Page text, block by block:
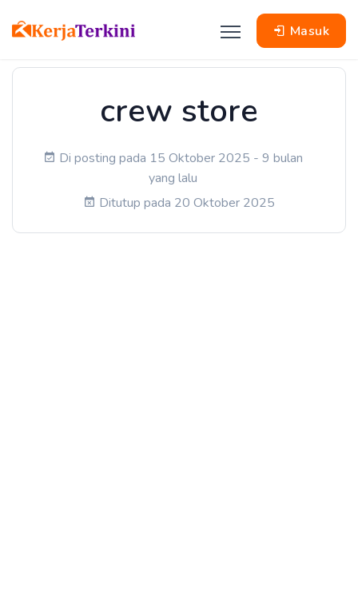
Masuk
crew store
Di posting pada 15 Oktober 2025 - 9 bulan
yang lalu
Ditutup pada 20 Oktober 2025